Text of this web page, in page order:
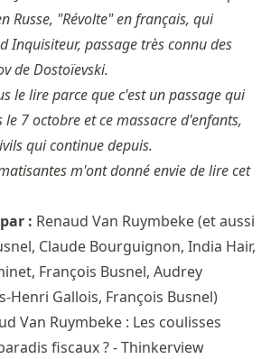
Russe, "Révolte" en français, qui
Inquisiteur, passage très connu des
de Dostoïevski.
le lire parce que c'est un passage qui
le 7 octobre et ce massacre d'enfants,
qui continue depuis.
m'ont donné envie de lire cet
: Renaud Van Ruymbeke(et aussi
, Claude Bourguignon, India Hair,
, François Busnel, Audrey
Henri Gallois, François Busnel)
Van Ruymbeke : Les coulisses
fiscaux ? - Thinkerview